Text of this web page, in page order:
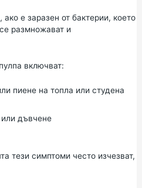
е заразен от бактерии, което
размножават и
включват:
пиене на топла или студена
дъвчене
тези симптоми често изчезват,